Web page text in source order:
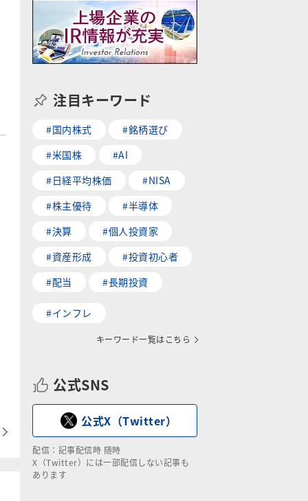
注目キーワード
#国内株式
#銘柄選び
#米国株
#AI
#日経平均株価
#NISA
#株主優待
#半導体
#決算
#個人投資家
#資産形成
#投資初心者
#配当
#長期投資
#インフレ
キーワード一覧はこちら
公式SNS
公式X（Twitter）
配信：記事配信時 随時
X（Twitter）には一部配信しない記事も
あります